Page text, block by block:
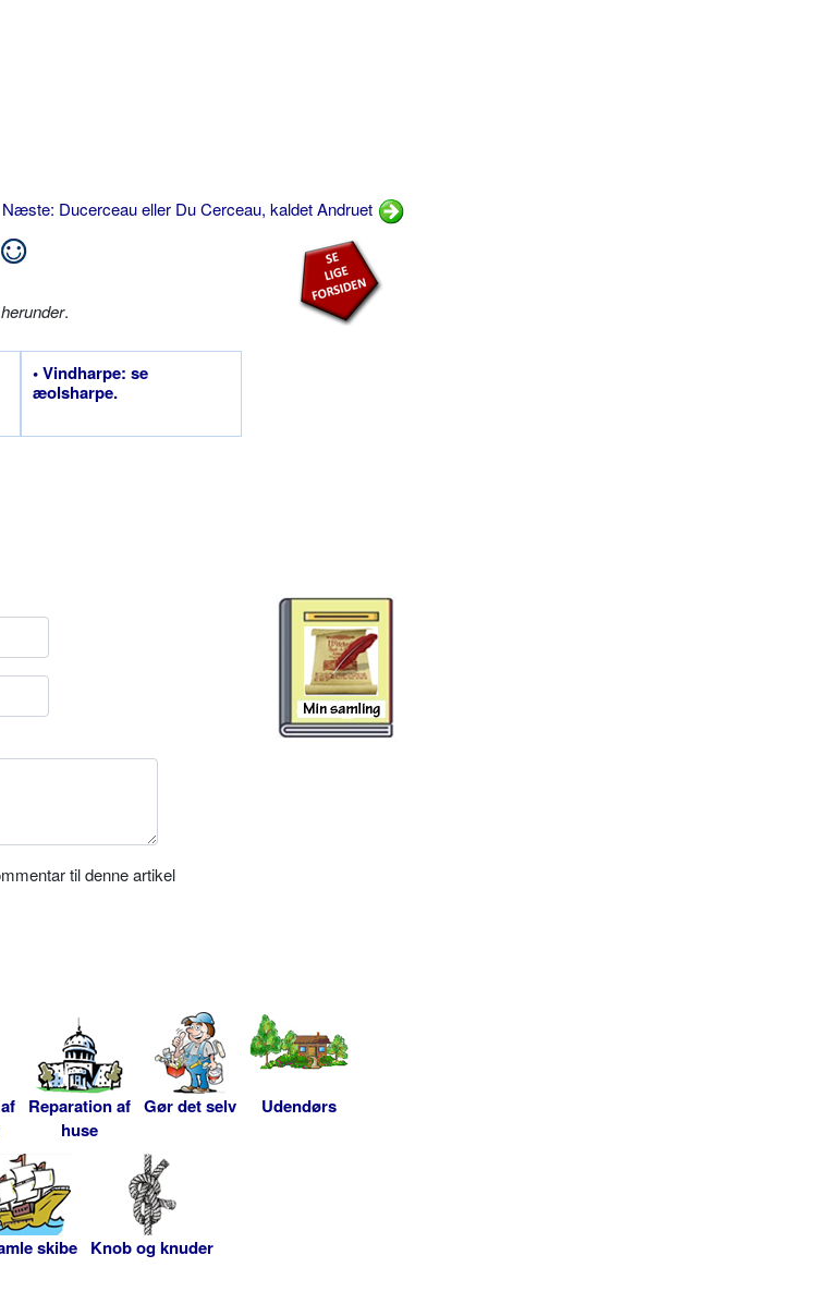
Næste: Ducerceau eller Du Cerceau, kaldet Andruet
.
• Vindharpe: se
æolsharpe.
til denne artikel
Reparation af
huse
Gør det selv Udendørs
skibe Knob og knuder